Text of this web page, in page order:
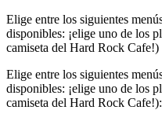
Elige entre los siguientes
disponibles: ¡elige uno de los
camiseta del Hard Rock Cafe!)
Elige entre los siguientes
disponibles: ¡elige uno de los
camiseta del Hard Rock Cafe!):